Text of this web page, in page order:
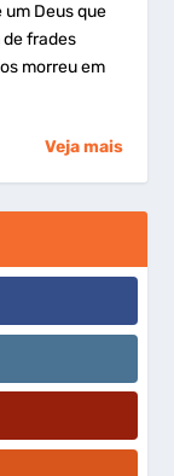
um Deus que
de frades
morreu em
Veja mais